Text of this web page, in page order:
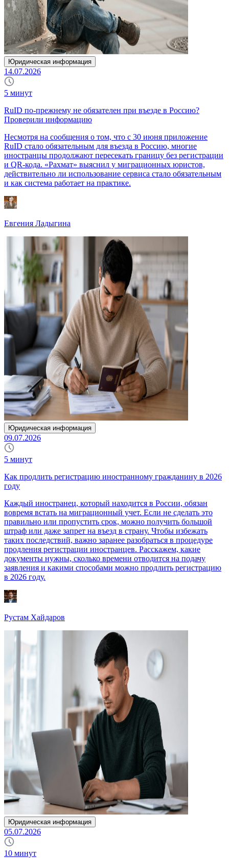
Юридическая информация
14.07.2026
5 минут
RuID по-прежнему не обязателен при въезде в Россию?
Проверили информацию
Несмотря на сообщения о том, что с 30 июня приложение
RuID стало обязательным для въезда в Россию, многие
иностранцы продолжают пересекать границу без регистрации
и QR-кода. «Рахмат» выяснил у миграционных юристов,
действительно ли использование сервиса стало обязательным
и как система работает на практике.
Евгения Ладыгина
Юридическая информация
09.07.2026
5 минут
Как продлить регистрацию иностранному гражданину в 2026
году
Каждый иностранец, который находится в России, обязан
вовремя встать на миграционный учет. Если не сделать это
правильно или пропустить срок, можно получить большой
штраф или даже запрет на въезд в страну. Чтобы избежать
таких последствий, важно заранее разобраться в процедуре
продления регистрации иностранцев. Расскажем, какие
документы нужны, сколько времени отводится на подачу
заявления и какими способами можно продлить регистрацию
в 2026 году.
Рустам Хайдаров
Юридическая информация
05.07.2026
10 минут